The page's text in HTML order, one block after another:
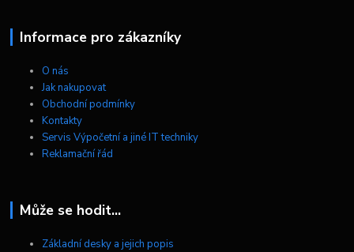
Informace pro zákazníky
O nás
Jak nakupovat
Obchodní podmínky
Kontakty
Servis Výpočetní a jiné IT techniky
Reklamační řád
Může se hodit...
Základní desky a jejich popis